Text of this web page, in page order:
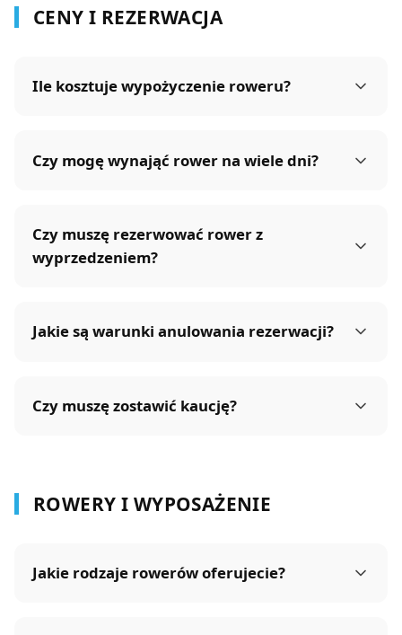
FAQ
CENY I REZERWACJA
Ile kosztuje wypożyczenie roweru?
Czy mogę wynająć rower na wiele dni?
Czy muszę rezerwować rower z
wyprzedzeniem?
Jakie są warunki anulowania rezerwacji?
Czy muszę zostawić kaucję?
ROWERY I WYPOSAŻENIE
Jakie rodzaje rowerów oferujecie?